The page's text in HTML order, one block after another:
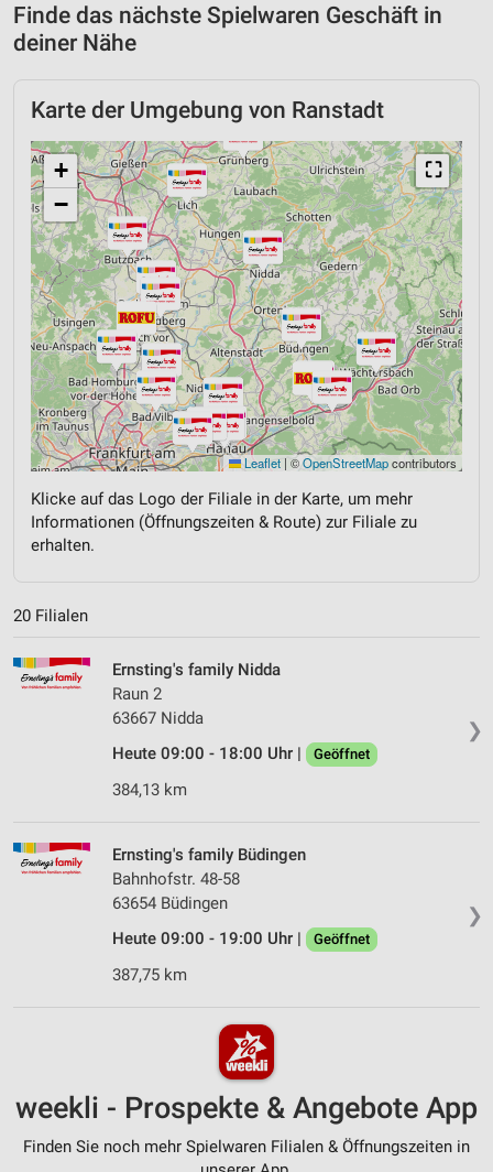
Finde das nächste Spielwaren Geschäft in
deiner Nähe
Karte der Umgebung von Ranstadt
⛶
+
−
Leaflet | ©OpenStreetMapcontributors
Klicke auf das Logo der Filiale in der Karte, um mehr
Informationen (Öffnungszeiten & Route) zur Filiale zu
erhalten.
20 Filialen
❯
Ernsting's family Nidda
Raun 2
63667 Nidda
Heute 09:00 - 18:00 Uhr |
Geöffnet
384,13 km
❯
Ernsting's family Büdingen
Bahnhofstr. 48-58
63654 Büdingen
Heute 09:00 - 19:00 Uhr |
Geöffnet
387,75 km
weekli - Prospekte & Angebote App
Finden Sie noch mehr Spielwaren Filialen & Öffnungszeiten in